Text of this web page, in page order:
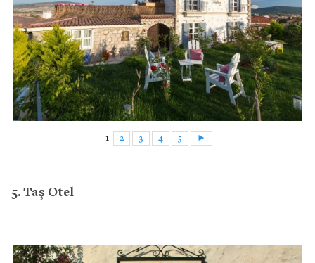
1 2 3 4 5 ►
5. Taş Otel